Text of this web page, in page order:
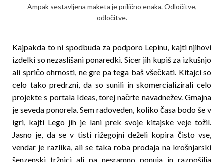
Ampak sestavljena maketa je prilično enaka. Odločitve,
odločitve.
Kajpakda to ni spodbuda za podporo Lepinu, kajti njihovi
izdelki so nezaslišani ponaredki. Sicer jih kupiš za izkušnjo
ali spričo ohrnosti, ne gre pa tega baš všečkati. Kitajci so
celo tako predrzni, da so sunili in skomercializirali celo
projekte s portala Ideas, torej načrte navadnežev. Gmajna
je seveda ponorela. Sem radoveden, koliko časa bodo še v
igri, kajti Lego jih je lani prek svoje kitajske veje tožil.
Jasno je, da se v tisti rižegojni deželi kopira čisto vse,
vendar je razlika, ali se taka roba prodaja na krošnjarski
šenzenski tržnici ali pa nesramno ponuja in razpo­šilja